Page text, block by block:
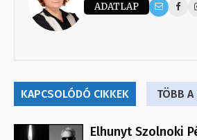
ADATLAP
KAPCSOLÓDÓ CIKKEK TÖBB A
Elhunyt Szolnoki